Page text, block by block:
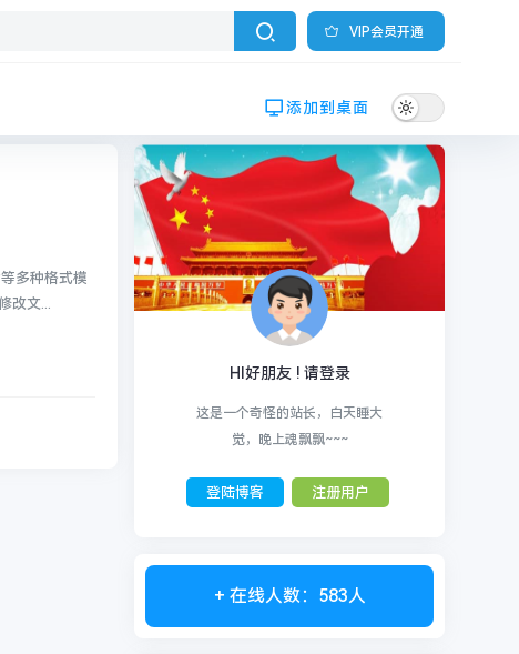
VIP会员开通
添加到桌面
多种格式模
改文...
HI好朋友 ! 请登录
这是一个奇怪的站长，白天睡大
觉，晚上魂飘飘~~~
登陆博客 注册用户
+ 在线人数：583人